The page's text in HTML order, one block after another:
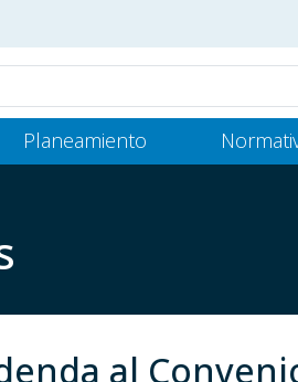
Planeamiento
al